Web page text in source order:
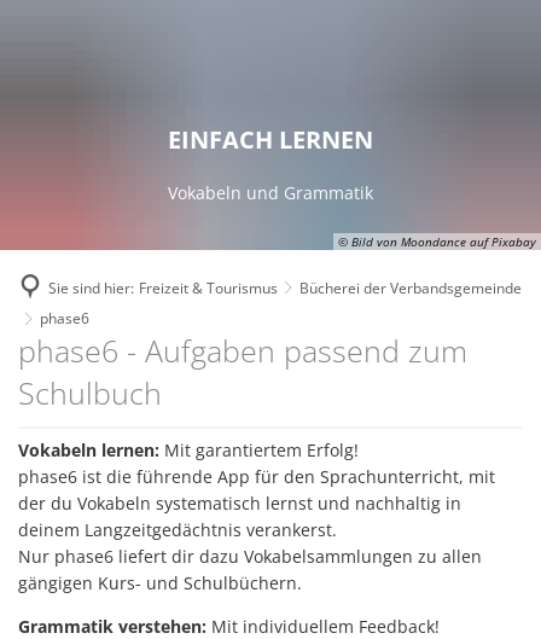
Stellenausschreibungen
Ausschreibungen
Online - Dienste
Interne Meldestelle für
Kommunale
Fachbereiche
Interaktiver Haushalt
Digitale Dörfer
Fairtrade Verbandsgemeinde
Kommunale Wärmeplanung
KuLaDig
Netzwerk Digitale Dörfer
Zukunftsinitiative
Theater
Bücherei der Verbandsgemeinde
Unterkünfte
Museen
Vereine
Wandertrilogie
Aktuelles
Familien
Bauen und Wohnen
Einkaufen
Kommunale Einrichtungen
Zweckverband Erdekaut
Zweckverband Neunmärker
© Bild von Moondance auf Pixabay
EINFACH LERNEN
Vokabeln und Grammatik
Sie sind hier: Freizeit & Tourismus
Bücherei der Verbandsgemeinde
phase6
phase6
phase6 - Aufgaben passend zum
Schulbuch
Vokabeln lernen: Mit garantiertem Erfolg!
phase6 ist die führende App für den Sprachunterricht, mit
der du Vokabeln systematisch lernst und nachhaltig in
deinem Langzeitgedächtnis verankerst.
Nur phase6 liefert dir dazu Vokabelsammlungen zu allen
gängigen Kurs- und Schulbüchern.
Grammatik verstehen: Mit individuellem Feedback!